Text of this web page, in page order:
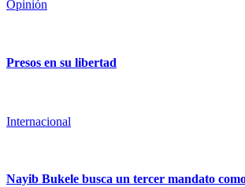
Opinión
Presos en su libertad
Internacional
Nayib Bukele busca un tercer mandato